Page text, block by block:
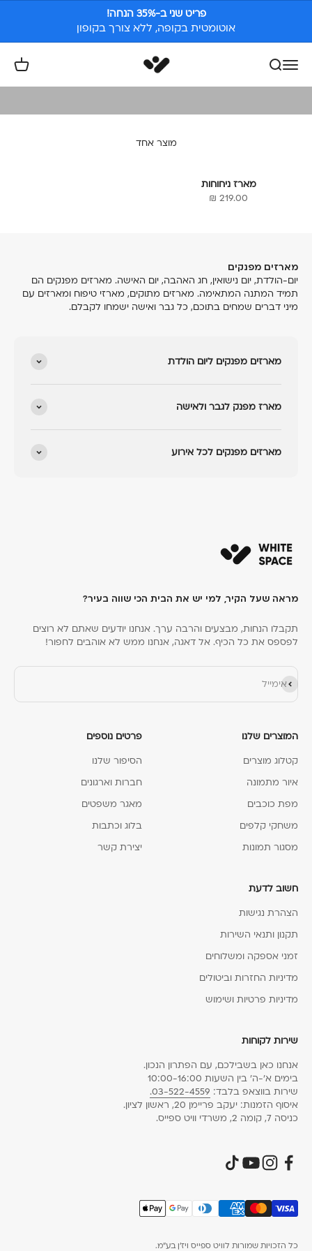
פריט שני ב-35% הנחה!
אוטומטית בקופה, ללא צורך בקופון
פתח תפריט ניווט
פתח חיפוש White Space פתח
מארזים מפנקים
מגוון מארזים מיוחדים המשלבים את המותגים: סבון, אוטלו וספייסהאוס.
אצלנו לא יוצאים לידי חובה בבחירת מתנה! שילוב אולטימטיבי בין פריט
אישי ו/או מארז מקורי שיקלע לכל טעם. המוצרים מדורגים על פי
מוצר אחד
מארז ניחוחות
מחיר מבצע
219.00 ₪
מארזים מפנקים
יום-הולדת, יום נישואין, חג האהבה, יום האישה. מארזים מפנקים הם
תמיד המתנה המתאימה. מארזים מתוקים, מארזי טיפוח ומארזים עם
מיני דברים שמחים בתוכם, כל גבר ואישה ישמחו לקבלם.
מארזים מפנקים ליום הולדת
מארז מפנק לגבר ולאישה
מארזים מפנקים לכל אירוע
מראה שעל הקיר, למי יש את הבית הכי שווה בעיר?
תקבלו הנחות, מבצעים והרבה ערך. אנחנו יודעים שאתם לא רוצים
לפספס את כל הכיף. אל דאגה, אנחנו ממש לא אוהבים לחפור!
אימייל
הירשם כמנוי
המוצרים שלנו
קטלוג מוצרים
איור מתמונה
מפת כוכבים
משחקי קלפים
מסגור תמונות
פרטים נוספים
הסיפור שלנו
חברות וארגונים
מאגר משפטים
בלוג וכתבות
יצירת קשר
חשוב לדעת
הצהרת נגישות
תקנון ותנאי השירות
זמני אספקה ומשלוחים
מדיניות החזרות וביטולים
מדיניות פרטיות ושימוש
שירות לקוחות
אנחנו כאן בשבילכם, עם הפתרון הנכון.
בימים א׳-ה׳ בין השעות 10:00-16:00
שירות בווצאפ בלבד: 03-522-4559.
איסוף הזמנות: יעקב פריימן 20, ראשון לציון.
כניסה 7, קומה 2, משרדי וויט ספייס.
כל הזכויות שמורות לוויט ספייס ויז׳ן בע״מ.